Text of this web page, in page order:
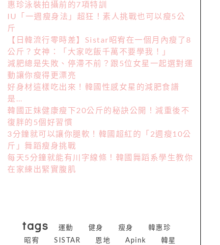
惠珍泳裝拍攝前的7項特訓
IU「一週瘦身法」超狂！素人挑戰也可以瘦5公
斤
【日韓流行零時差】Sistar昭宥在一個月內瘦了8
公斤？女神：「大家吃飯千萬不要學我！」
減肥總是失敗、停滯不前？跟5位女星一起選對運
動讓你瘦得更漂亮
好身材這樣吃出來！韓國性感女星的減肥食譜
是…
韓國正妹健康瘦下20公斤的秘訣公開！減重後不
復胖的5個好習慣
3分鐘就可以讓你腿軟！韓國超紅的「2週瘦10公
斤」舞蹈瘦身挑戰
每天5分鐘就能有川字線條！韓國舞蹈系學生教你
在家練出緊實腹肌
tags 運動 健身 瘦身
韓惠珍
昭宥
SISTAR 恩地 Apink 韓星